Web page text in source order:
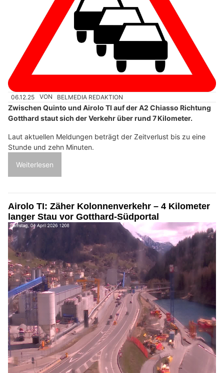
06.12.25 VON BELMEDIA REDAKTION
Zwischen Quinto und Airolo TI auf der A2 Chiasso Richtung
Gotthard staut sich der Verkehr über rund 7 Kilometer.
Laut aktuellen Meldungen beträgt der Zeitverlust bis zu eine
Stunde und zehn Minuten.
Weiterlesen
Airolo TI: Zäher Kolonnenverkehr – 4 Kilometer
langer Stau vor Gotthard-Südportal